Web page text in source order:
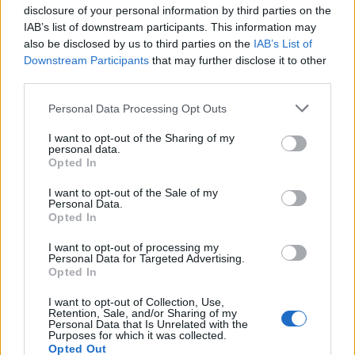
disclosure of your personal information by third parties on the
IAB’s list of downstream participants. This information may
also be disclosed by us to third parties on the IAB’s List of
Downstream Participants that may further disclose it to other
Personal Data Processing Opt Outs
I want to opt-out of the Sharing of my
personal data.
Opted In
I want to opt-out of the Sale of my
Personal Data.
Opted In
I want to opt-out of processing my
Personal Data for Targeted Advertising.
Opted In
I want to opt-out of Collection, Use,
Retention, Sale, and/or Sharing of my
Personal Data that Is Unrelated with the
Purposes for which it was collected.
Opted Out
Medalla d’or d’Adam Maijó per equips amb
la selecció espanyola al Mundial de Cros
Universitari a Itàlia
Adam Maijó amb la selecció espanyola al
març 13, 2026
Guarner, Maijó i Mas amb la selecció
DEIXA UNA RESPOSTA